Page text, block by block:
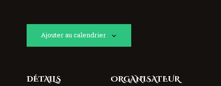
Ajouter au calendrier
DÉTAILS ORGANISATEUR